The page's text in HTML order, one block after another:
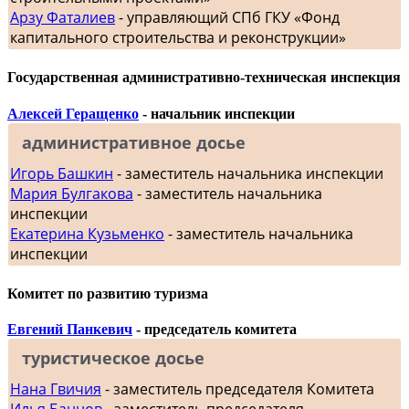
Арзу Фаталиев- управляющий СПб ГКУ «Фонд
капитального строительства и реконструкции»
Государственная административно-техническая инспекция
Алексей Геращенко - начальник инспекции
административное досье
Игорь Башкин - заместитель начальника инспекции
Мария Булгакова - заместитель начальника
инспекции
Екатерина Кузьменко - заместитель начальника
инспекции
Комитет по развитию туризма
Евгений Панкевич - председатель комитета
туристическое досье
Нана Гвичия - заместитель председателя Комитета